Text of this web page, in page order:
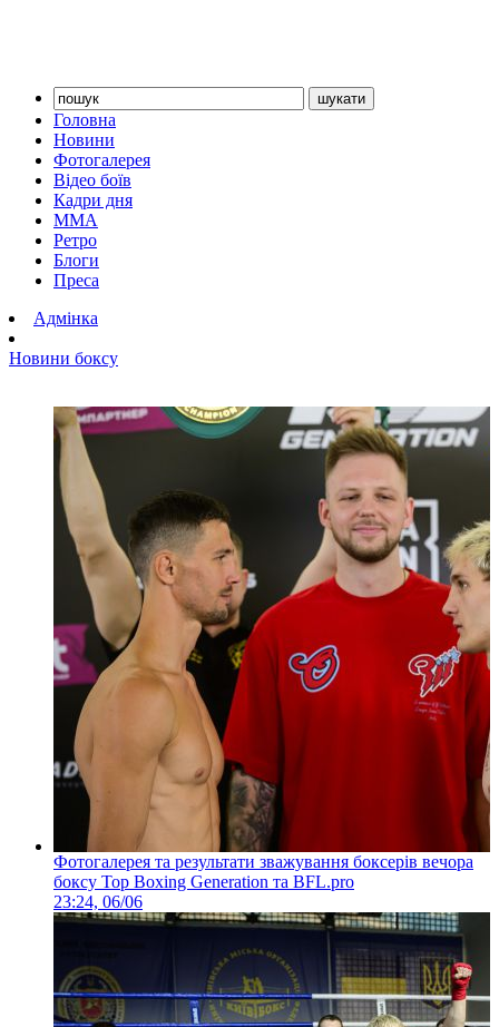
Головна
Новини
Фотогалерея
Відео боїв
Кадри дня
ММА
Ретро
Блоги
Преса
Адмінка
Новини боксу
Фотогалерея та результати зважування боксерів вечора
боксу Top Boxing Generation та BFL.pro
23:24, 06/06